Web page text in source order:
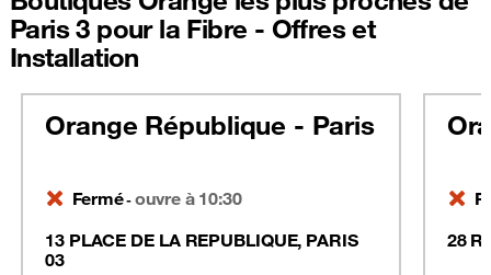
Paris 3 pour la Fibre - Offres et
Installation
Orange République - Paris
Fermé-ouvre à 10:30
13 PLACE DE LA REPUBLIQUE, PARIS
03
28